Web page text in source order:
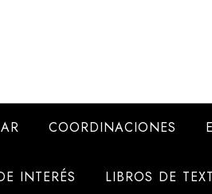
COORDINACIONES
INTERÉS LIBROS DE